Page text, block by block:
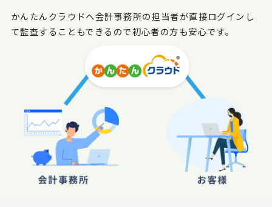
かんたんクラウドへ会計事務所の担当者が直接ログインし
て監査することもできるので初心者の方も安心です。